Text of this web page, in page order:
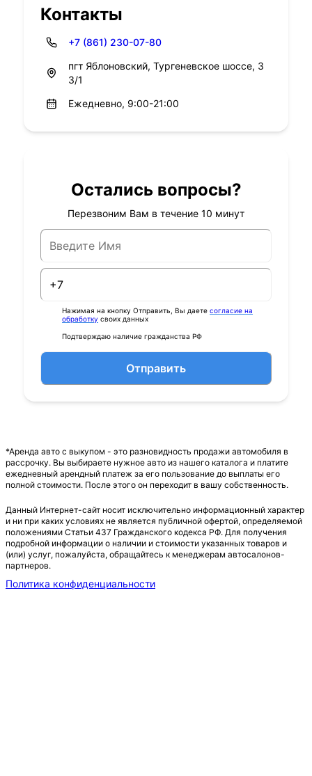
Контакты
+7 (861) 230-07-80
пгт Яблоновский, Тургеневское шоссе, 3
3/1
Ежедневно, 9:00-21:00
Остались вопросы?
Перезвоним Вам в течение 10 минут
Нажимая на кнопку Отправить, Вы даете согласие на
обработку своих данных
Подтверждаю наличие гражданства РФ
Отправить
*Аренда авто с выкупом - это разновидность продажи автомобиля в
рассрочку. Вы выбираете нужное авто из нашего каталога и платите
ежедневный арендный платеж за его пользование до выплаты его
полной стоимости. После этого он переходит в вашу собственность.
Данный Интернет-сайт носит исключительно информационный характер
и ни при каких условиях не является публичной офертой, определяемой
положениями Статьи 437 Гражданского кодекса РФ. Для получения
подробной информации о наличии и стоимости указанных товаров и
(или) услуг, пожалуйста, обращайтесь к менеджерам автосалонов-
партнеров.
Политика конфиденциальности